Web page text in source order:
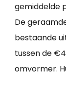
gemiddelde
De
bestaande
tussen de
omvormer.